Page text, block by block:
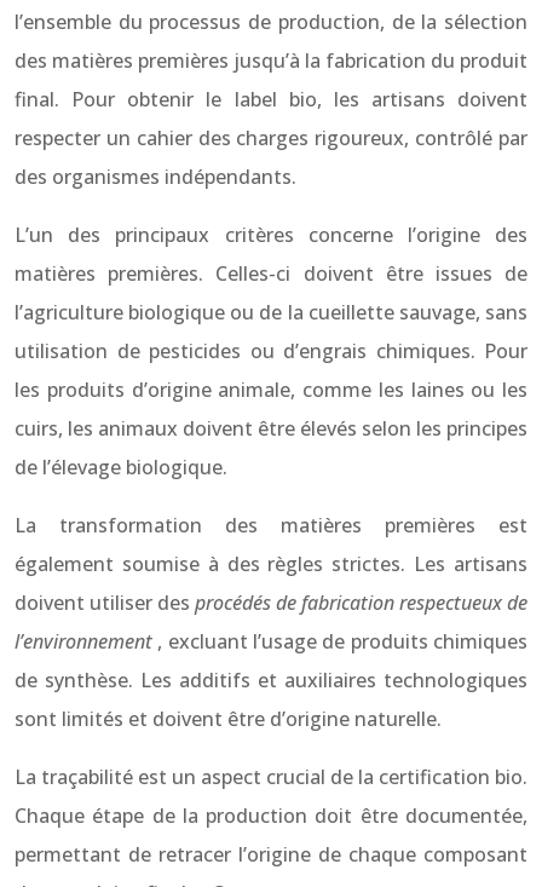
l’ensemble du processus de production, de la sélection
des matières premières jusqu’à la fabrication du produit
final. Pour obtenir le label bio, les artisans doivent
respecter un cahier des charges rigoureux, contrôlé par
des organismes indépendants.
L’un des principaux critères concerne l’origine des
matières premières. Celles-ci doivent être issues de
l’agriculture biologique ou de la cueillette sauvage, sans
utilisation de pesticides ou d’engrais chimiques. Pour
les produits d’origine animale, comme les laines ou les
cuirs, les animaux doivent être élevés selon les principes
de l’élevage biologique.
La transformation des matières premières est
également soumise à des règles strictes. Les artisans
doivent utiliser des procédés de fabrication respectueux de
l’environnement , excluant l’usage de produits chimiques
de synthèse. Les additifs et auxiliaires technologiques
sont limités et doivent être d’origine naturelle.
La traçabilité est un aspect crucial de la certification bio.
Chaque étape de la production doit être documentée,
permettant de retracer l’origine de chaque composant